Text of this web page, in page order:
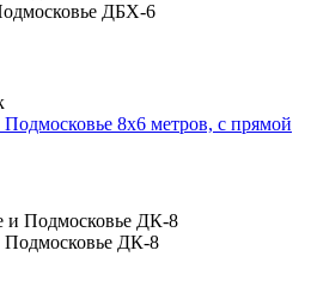
ДБХ-6
8х6 метров, с прямой
ДК-8